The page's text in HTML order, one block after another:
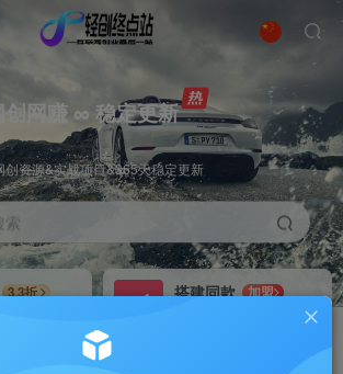
网赚 ∞ 稳定更新
创资源&实战项目&365天稳定更新
索
3.3折
搭建同款
加盟